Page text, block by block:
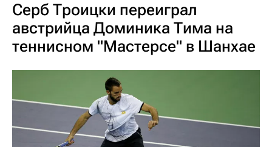
Серб Троицки переиграл
австрийца Доминика Тима на
теннисном "Мастерсе" в Шанхае